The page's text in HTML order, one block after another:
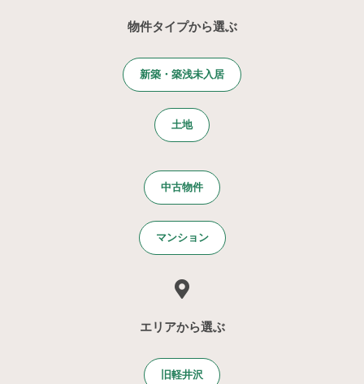
物件タイプから選ぶ
新築・築浅未入居
土地
中古物件
マンション
エリアから選ぶ
旧軽井沢